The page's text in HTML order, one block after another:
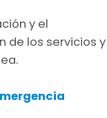
y el
de los servicios y